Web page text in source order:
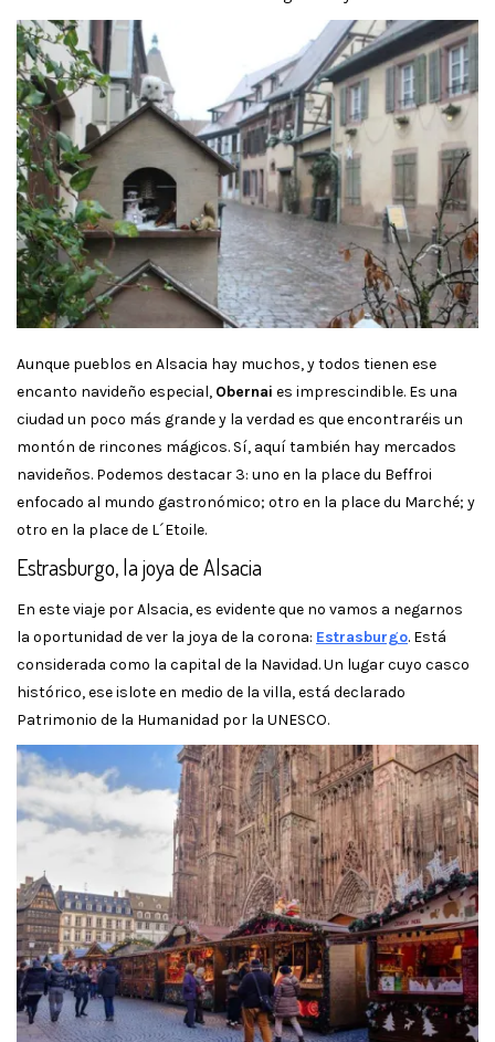
Aunque pueblos en Alsacia hay muchos, y todos tienen ese
encanto navideño especial, Obernai es imprescindible. Es una
ciudad un poco más grande y la verdad es que encontraréis un
montón de rincones mágicos. Sí, aquí también hay mercados
navideños. Podemos destacar 3: uno en la place du Beffroi
enfocado al mundo gastronómico; otro en la place du Marché; y
otro en la place de L´Etoile.
Estrasburgo, la joya de Alsacia
En este viaje por Alsacia, es evidente que no vamos a negarnos
la oportunidad de ver la joya de la corona: Estrasburgo. Está
considerada como la capital de la Navidad. Un lugar cuyo casco
histórico, ese islote en medio de la villa, está declarado
Patrimonio de la Humanidad por la UNESCO.